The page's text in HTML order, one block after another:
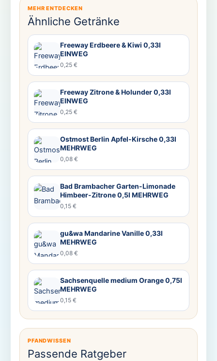
MEHR ENTDECKEN
Ähnliche Getränke
Freeway Erdbeere & Kiwi 0,33l
EINWEG
0,25 €
Freeway Zitrone & Holunder 0,33l
EINWEG
0,25 €
Ostmost Berlin Apfel-Kirsche 0,33l
MEHRWEG
0,08 €
Bad Brambacher Garten-Limonade
Himbeer-Zitrone 0,5l MEHRWEG
0,15 €
gu&wa Mandarine Vanille 0,33l
MEHRWEG
0,08 €
Sachsenquelle medium Orange 0,75l
MEHRWEG
0,15 €
PFANDWISSEN
Passende Ratgeber